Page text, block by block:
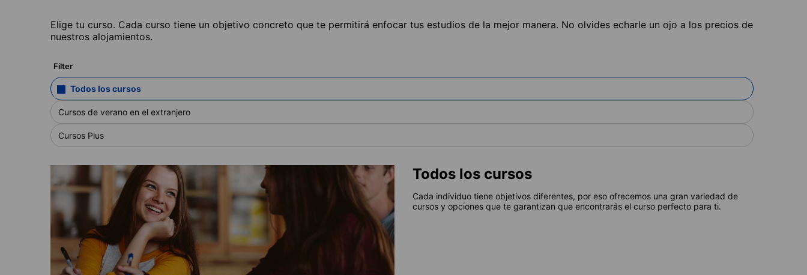
Elige tu curso. Cada curso tiene un objetivo concreto que te permitirá enfocar tus estudios de la mejor manera. No olvides echarle un ojo a los precios de
nuestros alojamientos.
Filter
Todos los cursos
Cursos de verano en el extranjero
Cursos Plus
Todos los cursos
Cada individuo tiene objetivos diferentes, por eso ofrecemos una gran variedad de
cursos y opciones que te garantizan que encontrarás el curso perfecto para ti.